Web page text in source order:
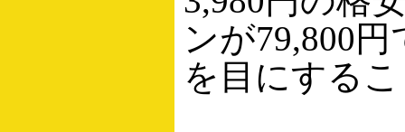
ンが79,800
を目にする